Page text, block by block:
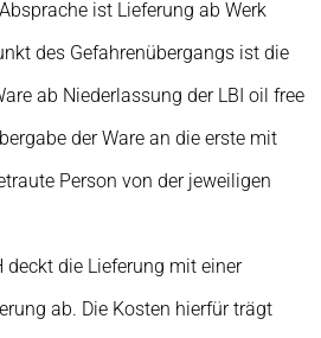
ist Lieferung ab Werk
des Gefahrenübergangs ist die
ab Niederlassung der LBI oil free
der Ware an die erste mit
Person von der jeweiligen
deckt die Lieferung mit einer
ab. Die Kosten hierfür trägt